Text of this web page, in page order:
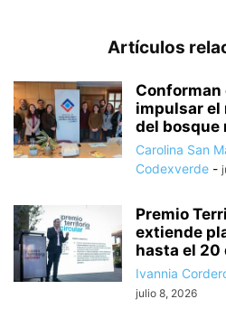
Artículos
Conforman
impulsar el
del bosque
Carolina San
Codexverde -
Premio
extiende
hasta el 20
Ivannia
julio 8, 2026